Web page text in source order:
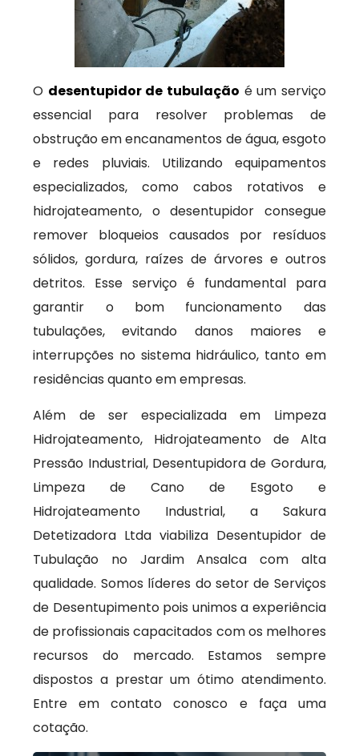
O desentupidor de tubulação é um serviço
essencial para resolver problemas de
obstrução em encanamentos de água, esgoto
e redes pluviais. Utilizando equipamentos
especializados, como cabos rotativos e
hidrojateamento, o desentupidor consegue
remover bloqueios causados por resíduos
sólidos, gordura, raízes de árvores e outros
detritos. Esse serviço é fundamental para
garantir o bom funcionamento das
tubulações, evitando danos maiores e
interrupções no sistema hidráulico, tanto em
residências quanto em empresas.
Além de ser especializada em Limpeza
Hidrojateamento, Hidrojateamento de Alta
Pressão Industrial, Desentupidora de Gordura,
Limpeza de Cano de Esgoto e
Hidrojateamento Industrial, a Sakura
Detetizadora Ltda viabiliza Desentupidor de
Tubulação no Jardim Ansalca com alta
qualidade. Somos líderes do setor de Serviços
de Desentupimento pois unimos a experiência
de profissionais capacitados com os melhores
recursos do mercado. Estamos sempre
dispostos a prestar um ótimo atendimento.
Entre em contato conosco e faça uma
cotação.